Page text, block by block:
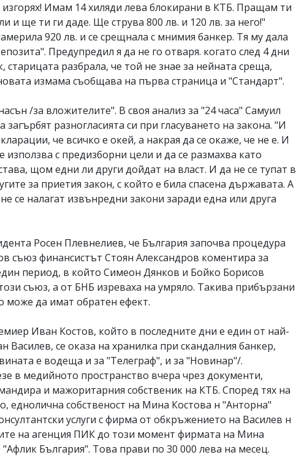
Имам 14 хиляди лева блокирани в КТБ. Пращам ти
и ще ти ги даде. Ще струва 800 лв. и 120 лв. за него!"
920 лв. и се срещнала с мнимия банкер. Тя му дала
Предупредил я да не го отваря. когато след 4 дни
старицата разбрала, че той не знае за нейната среща,
измама съобщава на първа страница и "Стандарт".
/за вложителите". В своя анализ за "24 часа" Самуил
разногласията си при гласуването на закона. "И
че всичко е окей, а накрая да се окаже, че не е. И
използва с предизборни цели и да се размахва като
щом едни ли други дойдат на власт. И да не се тупат в
за приетия закон, с който е била спасена държавата. А
се налагат извънредни закони заради една или друга
Росен Плевнелиев, че България започва процедура
съюз финансистът Стоян Александров коментира за
период, в който Симеон Дянков и Бойко Борисов
съюз, а от БНБ изреваха на умряло. Такива прибързани
може да имат обратен ефект.
Иван Костов, който в последните дни е един от най-
се оказа на хранилка при скандалния банкер,
е водеща и за "Телеграф", и за "Новинар"/.
в медийното пространство вчера чрез документи,
и мажоритарния собственик на КТБ. Според тях на
еднолична собственост на Мина Костова н "Анторна"
услуги с фирма от обкръжението на Василев н
на агенция ПИК до този момент фирмата на Мина
България". Това прави по 30 000 лева на месец.